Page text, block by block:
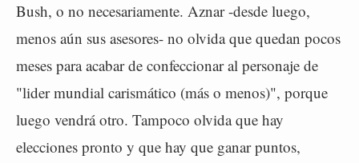
Bush, o no necesariamente. Aznar -desde luego,
menos aún sus asesores- no olvida que quedan pocos
meses para acabar de confeccionar al personaje de
"lider mundial carismático (más o menos)", porque
luego vendrá otro. Tampoco olvida que hay
elecciones pronto y que hay que ganar puntos,